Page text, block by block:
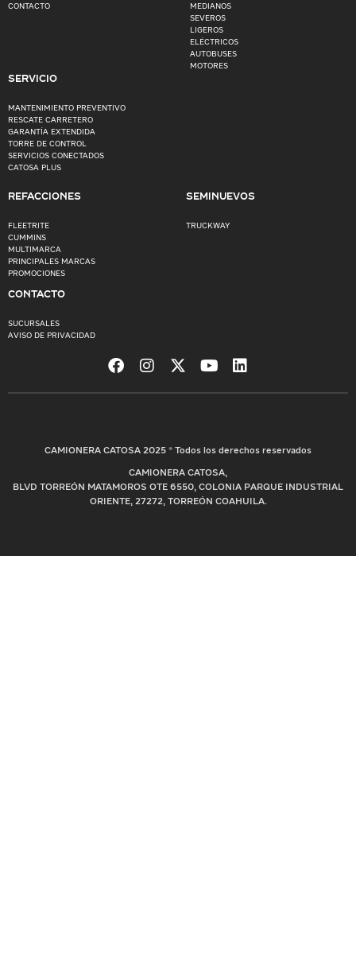
CONTACTO
MEDIANOS
SEVEROS
LIGEROS
ELÉCTRICOS
AUTOBUSES
MOTORES
SERVICIO
MANTENIMIENTO PREVENTIVO
RESCATE CARRETERO
GARANTÍA EXTENDIDA
TORRE DE CONTROL
SERVICIOS CONECTADOS
CATOSA PLUS
REFACCIONES
FLEETRITE
CUMMINS
MULTIMARCA
PRINCIPALES MARCAS
PROMOCIONES
SEMINUEVOS
TRUCKWAY
CONTACTO
SUCURSALES
AVISO DE PRIVACIDAD
CAMIONERA CATOSA 2025 © Todos los derechos reservados
CAMIONERA CATOSA,
BLVD TORREÓN MATAMOROS OTE 6550, COLONIA PARQUE INDUSTRIAL
ORIENTE, 27272, TORREÓN COAHUILA.